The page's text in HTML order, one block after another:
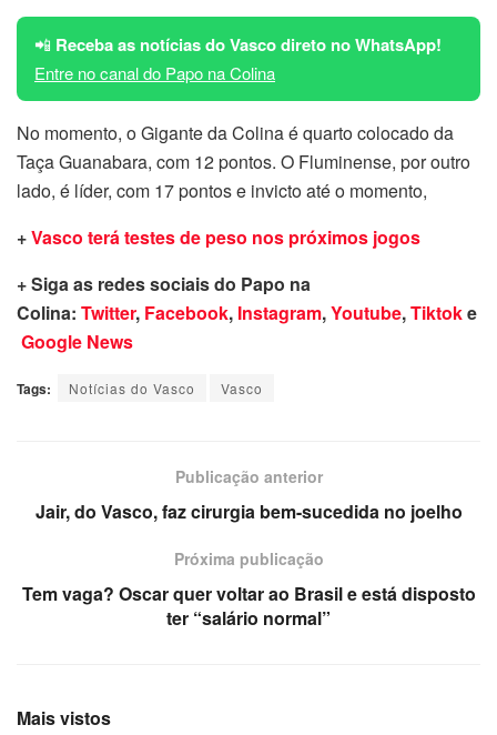
📲 Receba as notícias do Vasco direto no WhatsApp!
Entre no canal do Papo na Colina
No momento, o Gigante da Colina é quarto colocado da
Taça Guanabara, com 12 pontos. O Fluminense, por outro
lado, é líder, com 17 pontos e invicto até o momento,
+Vasco terá testes de peso nos próximos jogos
+ Siga as redes sociais do Papo na
Colina: Twitter, Facebook, Instagram,Youtube,Tiktoke
Google News
Tags: Notícias do Vasco Vasco
Publicação anterior
Jair, do Vasco, faz cirurgia bem-sucedida no joelho
Próxima publicação
Tem vaga? Oscar quer voltar ao Brasil e está disposto
ter “salário normal”
Mais vistos